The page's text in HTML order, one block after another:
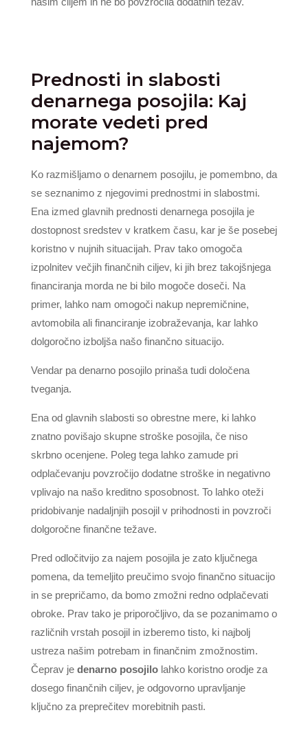
Prednosti in slabosti
denarnega posojila: Kaj
morate vedeti pred
najemom?
Ko razmišljamo o denarnem posojilu, je pomembno, da
se seznanimo z njegovimi prednostmi in slabostmi.
Ena izmed glavnih prednosti denarnega posojila je
dostopnost sredstev v kratkem času, kar je še posebej
koristno v nujnih situacijah. Prav tako omogoča
izpolnitev večjih finančnih ciljev, ki jih brez takojšnjega
financiranja morda ne bi bilo mogoče doseči. Na
primer, lahko nam omogoči nakup nepremičnine,
avtomobila ali financiranje izobraževanja, kar lahko
dolgoročno izboljša našo finančno situacijo.
Vendar pa denarno posojilo prinaša tudi določena
tveganja.
Ena od glavnih slabosti so obrestne mere, ki lahko
znatno povišajo skupne stroške posojila, če niso
skrbno ocenjene. Poleg tega lahko zamude pri
odplačevanju povzročijo dodatne stroške in negativno
vplivajo na našo kreditno sposobnost. To lahko oteži
pridobivanje nadaljnjih posojil v prihodnosti in povzroči
dolgoročne finančne težave.
Pred odločitvijo za najem posojila je zato ključnega
pomena, da temeljito preučimo svojo finančno situacijo
in se prepričamo, da bomo zmožni redno odplačevati
obroke. Prav tako je priporočljivo, da se pozanimamo o
različnih vrstah posojil in izberemo tisto, ki najbolj
ustreza našim potrebam in finančnim zmožnostim.
Čeprav je denarno posojilolahko koristno orodje za
dosego finančnih ciljev, je odgovorno upravljanje
ključno za preprečitev morebitnih pasti.